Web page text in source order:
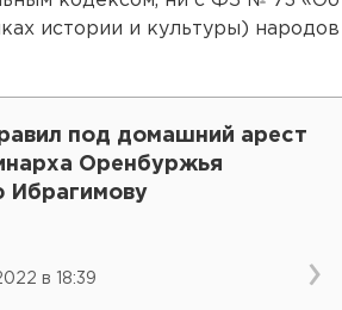
истории и культуры) народов
под домашний арест
Оренбуржья
Ибрагимову
в 18:39